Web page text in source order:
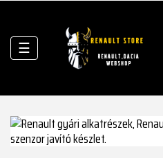
Váltás
a
navigációhoz
☰